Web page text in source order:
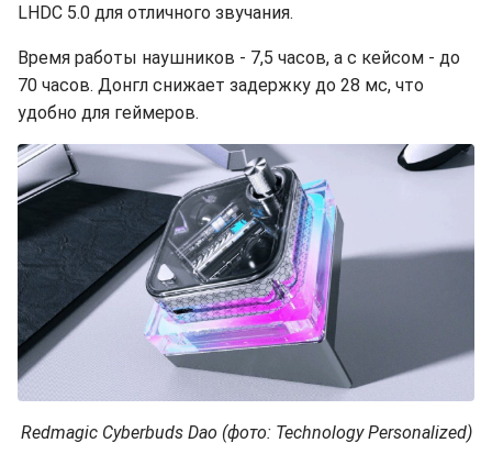
LHDC 5.0 для отличного звучания.
Время работы наушников - 7,5 часов, а с кейсом - до
70 часов. Донгл снижает задержку до 28 мс, что
удобно для геймеров.
Redmagic Cyberbuds Dao (фото: Technology Personalized)